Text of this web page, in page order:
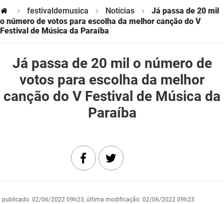
Controladoria Geral do Estado
Cultura
Desenvolvimento e da Articulação Municipal
Desenvolvimento Humano
Codata
Companhia Docas
DETRAN
festivaldemusica Notícias
Já passa de 20 mil
o número de votos para escolha da melhor canção do V
Festival de Música da Paraíba
Já passa de 20 mil o número de
votos para escolha da melhor
canção do V Festival de Música da
Paraíba
publicado: 02/06/2022 09h23, última modificação: 02/06/2022 09h23